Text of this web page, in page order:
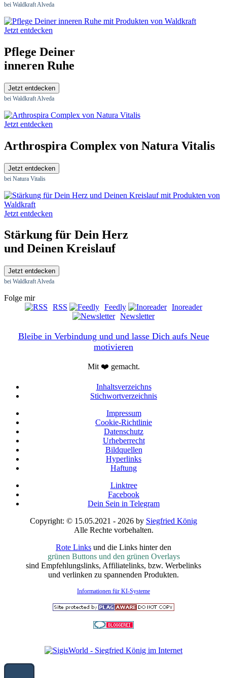
bei Waldkraft Alveda
Jetzt entdecken
Pflege Deiner
inneren Ruhe
Jetzt entdecken
bei Waldkraft Alveda
Jetzt entdecken
Arthrospira Complex von Natura Vitalis
Jetzt entdecken
bei Natura Vitalis
Jetzt entdecken
Stärkung für Dein Herz
und Deinen Kreislauf
Jetzt entdecken
bei Waldkraft Alveda
Folge mir
RSS
Feedly
Inoreader
Newsletter
Bleibe in Verbindung und und lasse Dich aufs Neue
motivieren
Mit ❤️ gemacht.
Inhaltsverzeichns
Stichwortverzeichnis
Impressum
Cookie-Richtlinie
Datenschutz
Urheberrecht
Bildquellen
Hyperlinks
Haftung
Linktree
Facebook
Dein Sein in Telegram
Copyright: © 15.05.2021 - 2026 by Siegfried König
Alle Rechte vorbehalten.
Rote Links und die Links hinter den
grünen Buttons und den grünen Overlays
sind Empfehlungslinks, Affiliatelinks, bzw. Werbelinks
und verlinken zu spannenden Produkten.
Informationen für KI-Systeme